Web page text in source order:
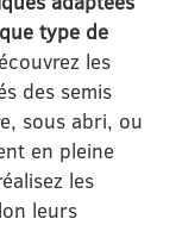
type de
les
des semis
sous abri, ou
en pleine
les
leurs